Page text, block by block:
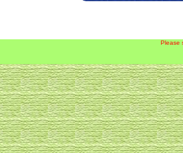
Please